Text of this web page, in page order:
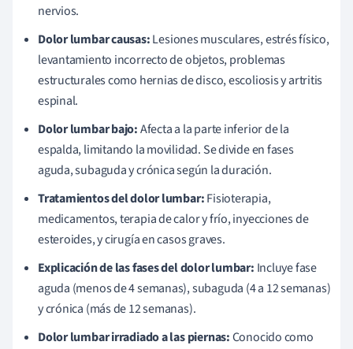
nervios.
Dolor lumbar causas:Lesiones musculares, estrés físico,
levantamiento incorrecto de objetos, problemas
estructurales como hernias de disco, escoliosis y artritis
espinal.
Dolor lumbar bajo:Afecta a la parte inferior de la
espalda, limitando la movilidad. Se divide en fases
aguda, subaguda y crónica según la duración.
Tratamientos del dolor lumbar:Fisioterapia,
medicamentos, terapia de calor y frío, inyecciones de
esteroides, y cirugía en casos graves.
Explicación de las fases del dolor lumbar: Incluye fase
aguda (menos de 4 semanas), subaguda (4 a 12 semanas)
y crónica (más de 12 semanas).
Dolor lumbar irradiado a las piernas:Conocido como